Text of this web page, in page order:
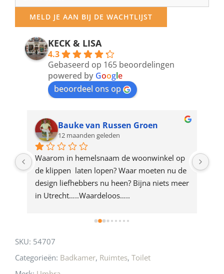
your
email
address
product
MELD JE AAN BIJ DE WACHTLIJST
KECK & LISA
4.3
Gebaseerd op 165 beoordelingen
powered by Google
beoordeel ons op
Bauke van Russen Groen
12 maanden geleden
Waarom in hemelsnaam de woonwinkel op
de klippen  laten lopen? Waar moeten nu de
design liefhebbers nu heen? Bijna niets meer
in Utrecht…..Waardeloos…..
SKU: 54707
Categorieën: Badkamer, Ruimtes, Toilet